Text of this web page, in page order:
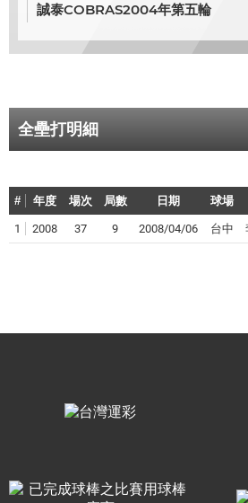
誠泰COBRAS2004年第五輪
全壘打明細
# 年度 場次 局數 日期 球場
1 2008 37 9 2008/04/06 台中